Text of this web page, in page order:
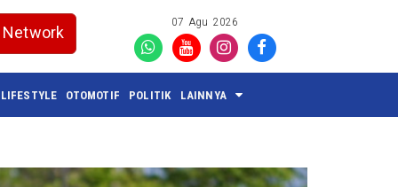
Network 07 Agu 2026
LIFESTYLE OTOMOTIF POLITIK LAINNYA